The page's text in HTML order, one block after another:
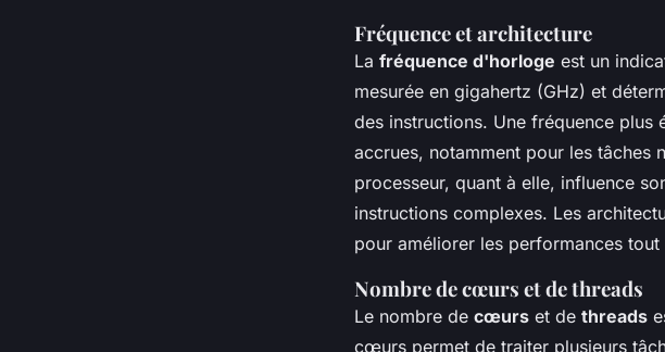
Fréquence et architecture
La fréquence d'horloge est un
mesurée en gigahertz (GHz) et
des instructions. Une fréquence plus
accrues, notamment pour les tâches
processeur, quant à elle, influence
instructions complexes. Les
pour améliorer les performances
Nombre de cœurs et de threads
Le nombre de cœurs et de threads
cœurs permet de traiter plusieurs